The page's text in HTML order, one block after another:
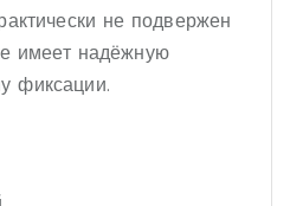
не подвержен
имеет надёжную
фиксации.